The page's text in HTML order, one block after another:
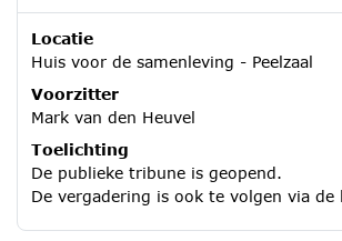
Locatie
Huis voor de samenleving - Peelzaal
Voorzitter
Mark van den Heuvel
Toelichting
De publieke tribune is geopend.
De vergadering is ook te volgen via de